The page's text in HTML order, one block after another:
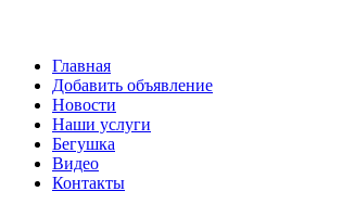
Главная
Добавить объявление
Новости
Наши услуги
Бегушка
Видео
Контакты